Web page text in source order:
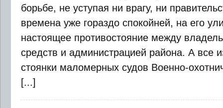
борьбе, не уступая ни врагу, ни
времена уже гораздо спокойней, на его
настоящее противостояние между
средств и администрацией района. А все
стоянки маломерных судов Военно-
[...]